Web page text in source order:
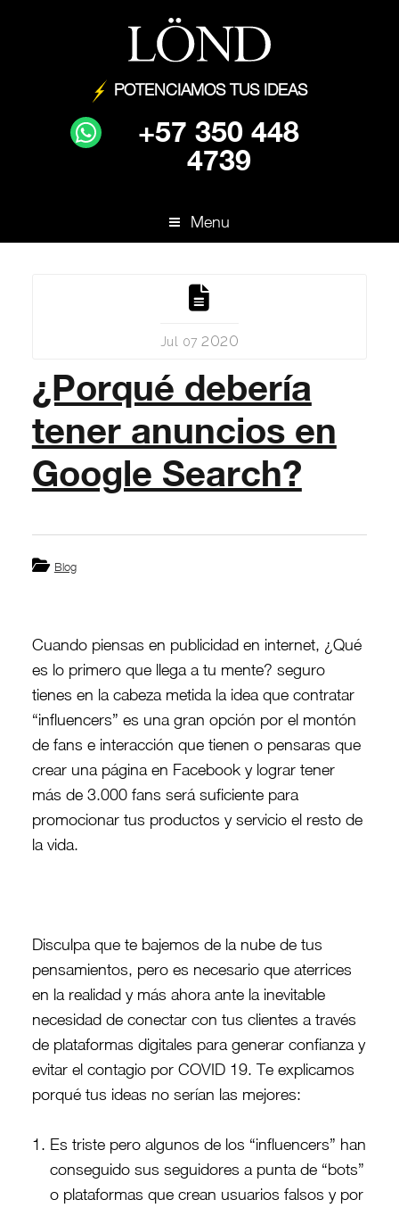
POTENCIAMOS TUS IDEAS
+57 350 448
4739
Menu
Jul 072020
¿Porqué debería
tener anuncios en
Google Search?
Blog
Cuando piensas en publicidad en internet, ¿Qué
es lo primero que llega a tu mente? seguro
tienes en la cabeza metida la idea que contratar
“influencers” es una gran opción por el montón
de fans e interacción que tienen o pensaras que
crear una página en Facebook y lograr tener
más de 3.000 fans será suficiente para
promocionar tus productos y servicio el resto de
la vida.
Disculpa que te bajemos de la nube de tus
pensamientos, pero es necesario que aterrices
en la realidad y más ahora ante la inevitable
necesidad de conectar con tus clientes a través
de plataformas digitales para generar confianza y
evitar el contagio por COVID 19. Te explicamos
porqué tus ideas no serían las mejores:
Es triste pero algunos de los “influencers” han
conseguido sus seguidores a punta de “bots”
o plataformas que crean usuarios falsos y por